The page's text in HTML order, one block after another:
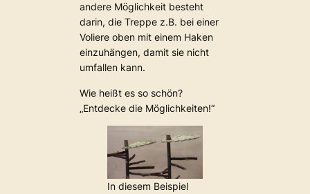
andere Möglichkeit besteht
darin, die Treppe z.B. bei einer
Voliere oben mit einem Haken
einzuhängen, damit sie nicht
umfallen kann.
Wie heißt es so schön?
„Entdecke die Möglichkeiten!“
In diesem Beispiel